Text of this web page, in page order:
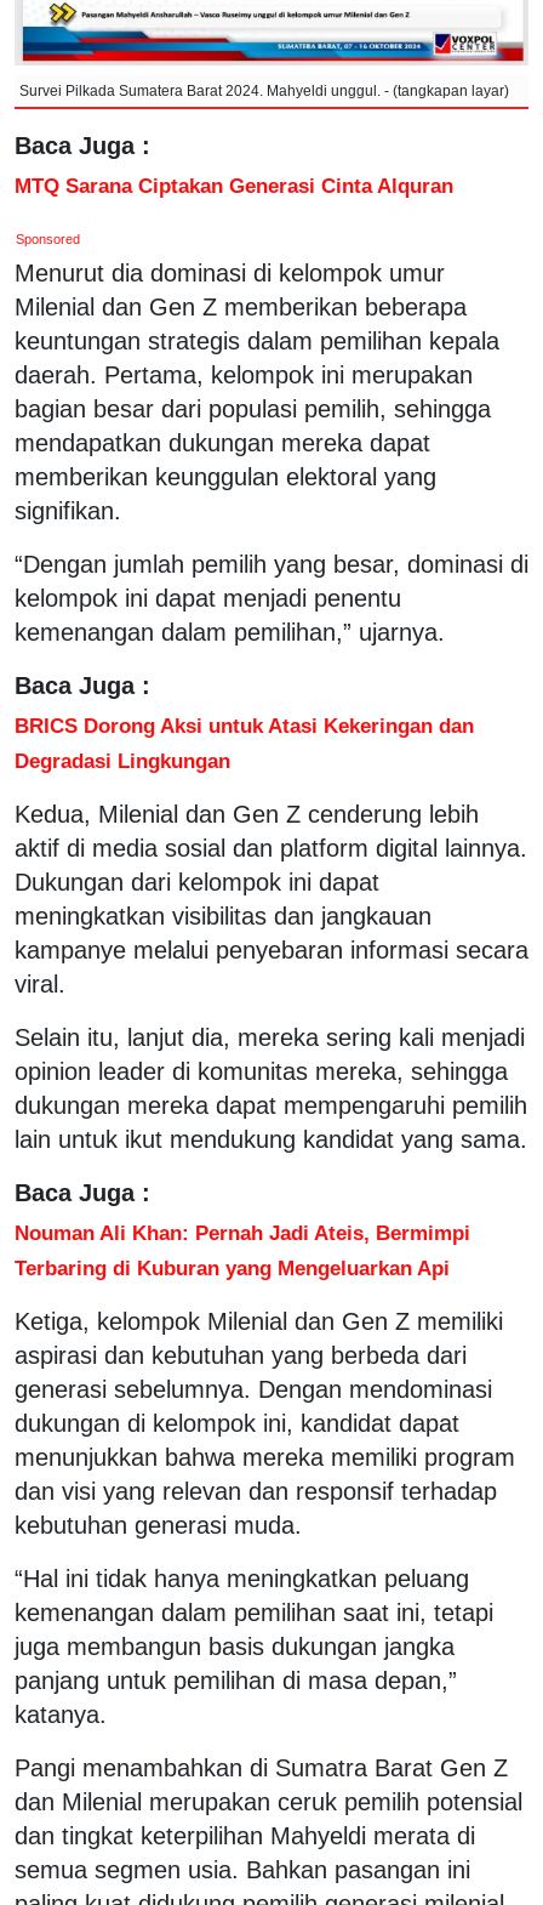
Survei Pilkada Sumatera Barat 2024. Mahyeldi unggul. - (tangkapan layar)
Baca Juga :
MTQ Sarana Ciptakan Generasi Cinta Alquran
Sponsored
Menurut dia dominasi di kelompok umur
Milenial dan Gen Z memberikan beberapa
keuntungan strategis dalam pemilihan kepala
daerah. Pertama, kelompok ini merupakan
bagian besar dari populasi pemilih, sehingga
mendapatkan dukungan mereka dapat
memberikan keunggulan elektoral yang
signifikan.
“Dengan jumlah pemilih yang besar, dominasi di
kelompok ini dapat menjadi penentu
kemenangan dalam pemilihan,” ujarnya.
Baca Juga :
BRICS Dorong Aksi untuk Atasi Kekeringan dan
Degradasi Lingkungan
Kedua, Milenial dan Gen Z cenderung lebih
aktif di media sosial dan platform digital lainnya.
Dukungan dari kelompok ini dapat
meningkatkan visibilitas dan jangkauan
kampanye melalui penyebaran informasi secara
viral.
Selain itu, lanjut dia, mereka sering kali menjadi
opinion leader di komunitas mereka, sehingga
dukungan mereka dapat mempengaruhi pemilih
lain untuk ikut mendukung kandidat yang sama.
Baca Juga :
Nouman Ali Khan: Pernah Jadi Ateis, Bermimpi
Terbaring di Kuburan yang Mengeluarkan Api
Ketiga, kelompok Milenial dan Gen Z memiliki
aspirasi dan kebutuhan yang berbeda dari
generasi sebelumnya. Dengan mendominasi
dukungan di kelompok ini, kandidat dapat
menunjukkan bahwa mereka memiliki program
dan visi yang relevan dan responsif terhadap
kebutuhan generasi muda.
“Hal ini tidak hanya meningkatkan peluang
kemenangan dalam pemilihan saat ini, tetapi
juga membangun basis dukungan jangka
panjang untuk pemilihan di masa depan,”
katanya.
Pangi menambahkan di Sumatra Barat Gen Z
dan Milenial merupakan ceruk pemilih potensial
dan tingkat keterpilihan Mahyeldi merata di
semua segmen usia. Bahkan pasangan ini